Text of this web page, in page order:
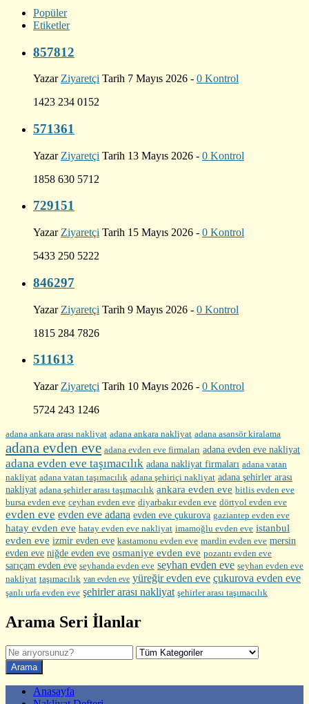
Popüler
Etiketler
857812
Yazar Ziyaretçi Tarih 7 Mayıs 2026 - 0 Kontrol
1423 234 0152
571361
Yazar Ziyaretçi Tarih 13 Mayıs 2026 - 0 Kontrol
1858 630 5712
729151
Yazar Ziyaretçi Tarih 15 Mayıs 2026 - 0 Kontrol
5433 250 5222
846297
Yazar Ziyaretçi Tarih 9 Mayıs 2026 - 0 Kontrol
1815 284 7826
511613
Yazar Ziyaretçi Tarih 10 Mayıs 2026 - 0 Kontrol
5724 243 1246
adana ankara arası nakliyat adana ankara nakliyat adana asansör kiralama
adana evden eve adana evden eve firmaları adana evden eve nakliyat
adana evden eve taşımacılık adana nakliyat firmaları adana vatan
nakliyat adana vatan taşımacılık adana şehiriçi nakliyat adana şehirler arası
nakliyat adana şehirler arası taşımacılık ankara evden eve bitlis evden eve
bursa evden eve ceyhan evden eve diyarbakır evden eve dörtyol evden eve
evden eve evden eve adana evden eve çukurova gaziantep evden eve
hatay evden eve hatay evden eve nakliyat imamoğlu evden eve istanbul
evden eve izmir evden eve kastamonu evden eve mardin evden eve mersin
evden eve niğde evden eve osmaniye evden eve pozantı evden eve
sarıçam evden eve seyhanda evden eve seyhan evden eve seyhan evden eve
nakliyat taşımacılık van evden eve yüreğir evden eve çukurova evden eve
şanlı urfa evden eve şehirler arası nakliyat şehirler arası taşımacılık
Arama Seri İlanlar
Anasayfa